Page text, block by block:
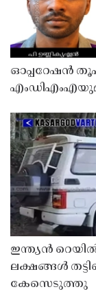
ഓപ്പറേഷൻ
ഇന്ത്യൻ
ലക്ഷങ്ങൾ
കേസെടുത്തു